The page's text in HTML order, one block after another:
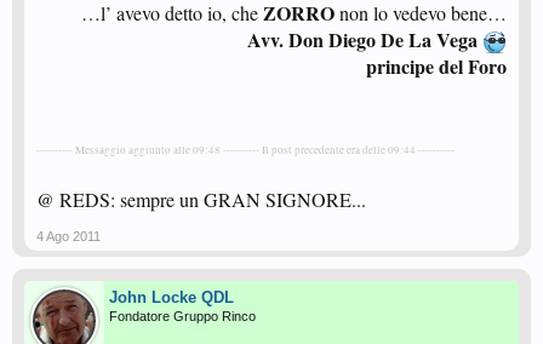
…l’ avevo detto io, cheZORROnon lo vedevo bene…
Avv. Don Diego De La Vega
principe del Foro
---------- Messaggio aggiunto alle 09:48 ---------- Il post precedente era delle 09:44 ----------
@ REDS: sempre un GRAN SIGNORE...
4 Ago 2011
John Locke QDL
Fondatore Gruppo Rinco